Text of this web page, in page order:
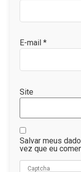
E-mail *
Site
Salvar meus
vez que eu
Captcha